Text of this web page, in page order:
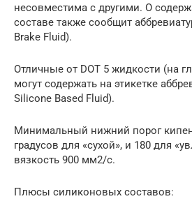
несовместима с другими. О
составе также сообщит
Brake Fluid).
Отличные от DOT 5 жидкости (на
могут содержать на этикетке
Silicone Based Fluid).
Минимальный нижний порог
градусов для «сухой», и 180 для
вязкость 900 мм2/с.
Плюсы силиконовых составов: